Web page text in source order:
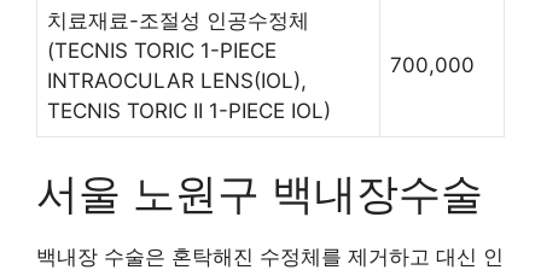
치료재료-조절성 인공수정체
(TECNIS TORIC 1-PIECE
INTRAOCULAR LENS(IOL),
TECNIS TORIC II 1-PIECE IOL)
700,000
서울 노원구 백내장수술
백내장 수술은 혼탁해진 수정체를 제거하고 대신 인